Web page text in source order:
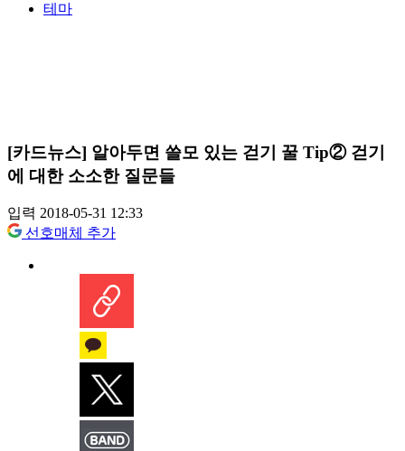
테마
[카드뉴스] 알아두면 쓸모 있는 걷기 꿀 Tip② 걷기
에 대한 소소한 질문들
입력 2018-05-31 12:33
선호매체 추가